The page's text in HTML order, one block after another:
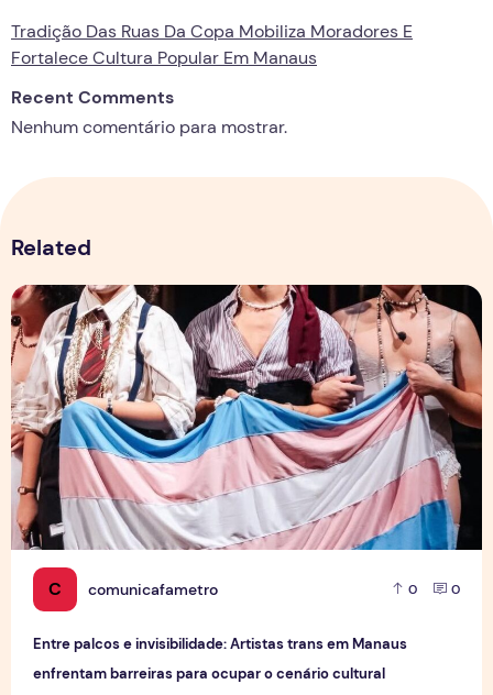
Tradição Das Ruas Da Copa Mobiliza Moradores E
Fortalece Cultura Popular Em Manaus
Recent Comments
Nenhum comentário para mostrar.
Related
C comunicafametro 0 0
Entre palcos e invisibilidade: Artistas trans em Manaus
enfrentam barreiras para ocupar o cenário cultural
Entre palcos e invisibilidade: Artistas trans em Manaus